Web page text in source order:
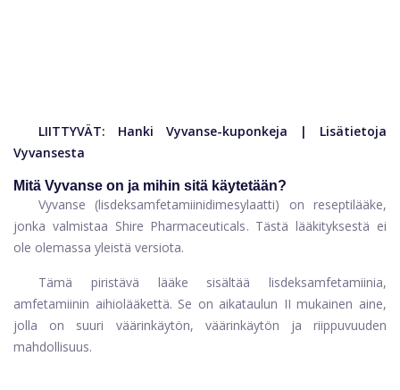
LIITTYVÄT: Hanki Vyvanse-kuponkeja |
Lisätietoja
Vyvansesta
Mitä Vyvanse on ja mihin sitä käytetään?
Vyvanse (lisdeksamfetamiinidimesylaatti) on reseptilääke,
jonka valmistaa Shire Pharmaceuticals. Tästä lääkityksestä ei
ole olemassa yleistä versiota.
Tämä piristävä lääke sisältää lisdeksamfetamiinia,
amfetamiinin aihiolääkettä. Se on aikataulun II mukainen aine,
jolla on suuri väärinkäytön, väärinkäytön ja riippuvuuden
mahdollisuus.